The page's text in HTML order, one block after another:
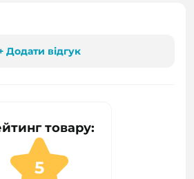
Додати відгук
товару:
5